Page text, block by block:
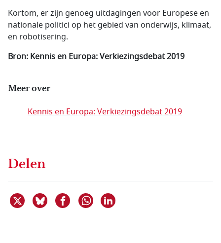
Kortom, er zijn genoeg uitdagingen voor Europese en
nationale politici op het gebied van onderwijs, klimaat,
en robotisering.
Bron: Kennis en Europa: Verkiezingsdebat 2019
Meer over
Kennis en Europa: Verkiezingsdebat 2019
Delen
Deel dit item op X
Deel dit item op Bluesky
Deel dit item op Facebook
Delen via WhatsApp